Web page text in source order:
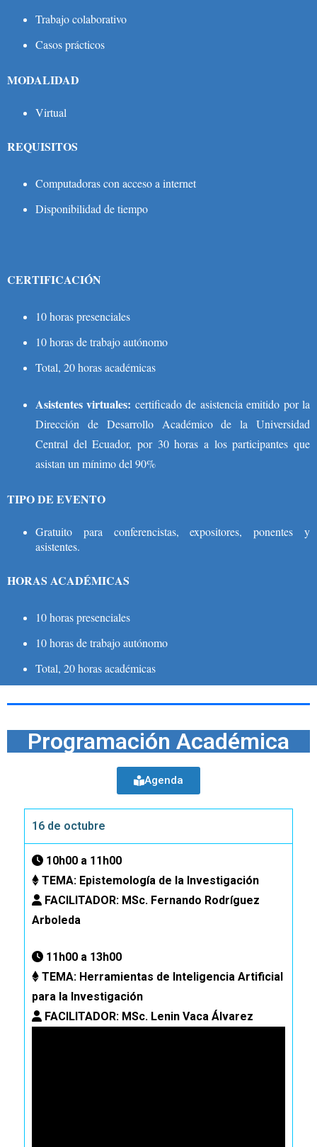
Trabajo colaborativo
Casos prácticos
MODALIDAD
Virtual
REQUISITOS
Computadoras con acceso a internet
Disponibilidad de tiempo
CERTIFICACIÓN
10 horas presenciales
10 horas de trabajo autónomo
Total, 20 horas académicas
Asistentes virtuales: certificado de asistencia emitido por la
Dirección de Desarrollo Académico de la Universidad
Central del Ecuador, por 30 horas a los participantes que
asistan un mínimo del 90%
TIPO DE EVENTO
Gratuito para conferencistas, expositores, ponentes y
asistentes.
HORAS ACADÉMICAS
10 horas presenciales
10 horas de trabajo autónomo
Total, 20 horas académicas
Programación Académica
Agenda
16 de octubre
10h00 a 11h00
TEMA: Epistemología de la Investigación
FACILITADOR: MSc. Fernando Rodríguez
Arboleda
11h00 a 13h00
TEMA: Herramientas de Inteligencia Artificial
para la Investigación
FACILITADOR: MSc. Lenin Vaca Álvarez